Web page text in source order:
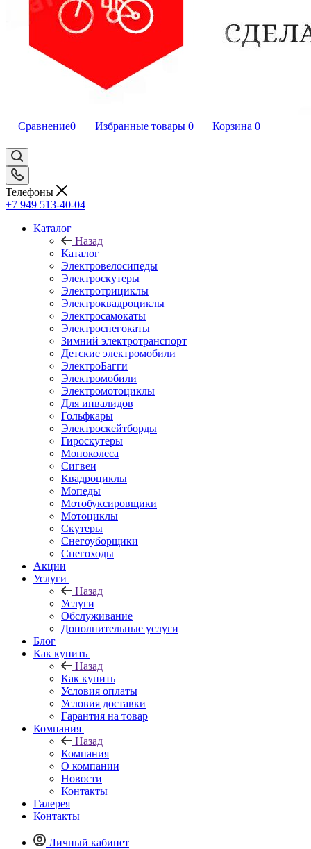
Сравнение0 Избранные товары 0 Корзина 0
Телефоны
+7 949 513-40-04
Каталог
Назад
Каталог
Электровелосипеды
Электроскутеры
Электротрициклы
Электроквадроциклы
Электросамокаты
Электроснегокаты
Зимний электротранспорт
Детские электромобили
ЭлектроБагги
Электромобили
Электромотоциклы
Для инвалидов
Гольфкары
Электроскейтборды
Гироскутеры
Моноколеса
Сигвеи
Квадроциклы
Мопеды
Мотобуксировщики
Мотоциклы
Скутеры
Снегоуборщики
Снегоходы
Акции
Услуги
Назад
Услуги
Обслуживание
Дополнительные услуги
Блог
Как купить
Назад
Как купить
Условия оплаты
Условия доставки
Гарантия на товар
Компания
Назад
Компания
О компании
Новости
Контакты
Галерея
Контакты
Личный кабинет